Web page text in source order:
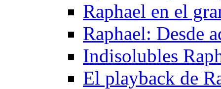
Raphael en el
Raphael: Desde
Indisolubles
El playback de